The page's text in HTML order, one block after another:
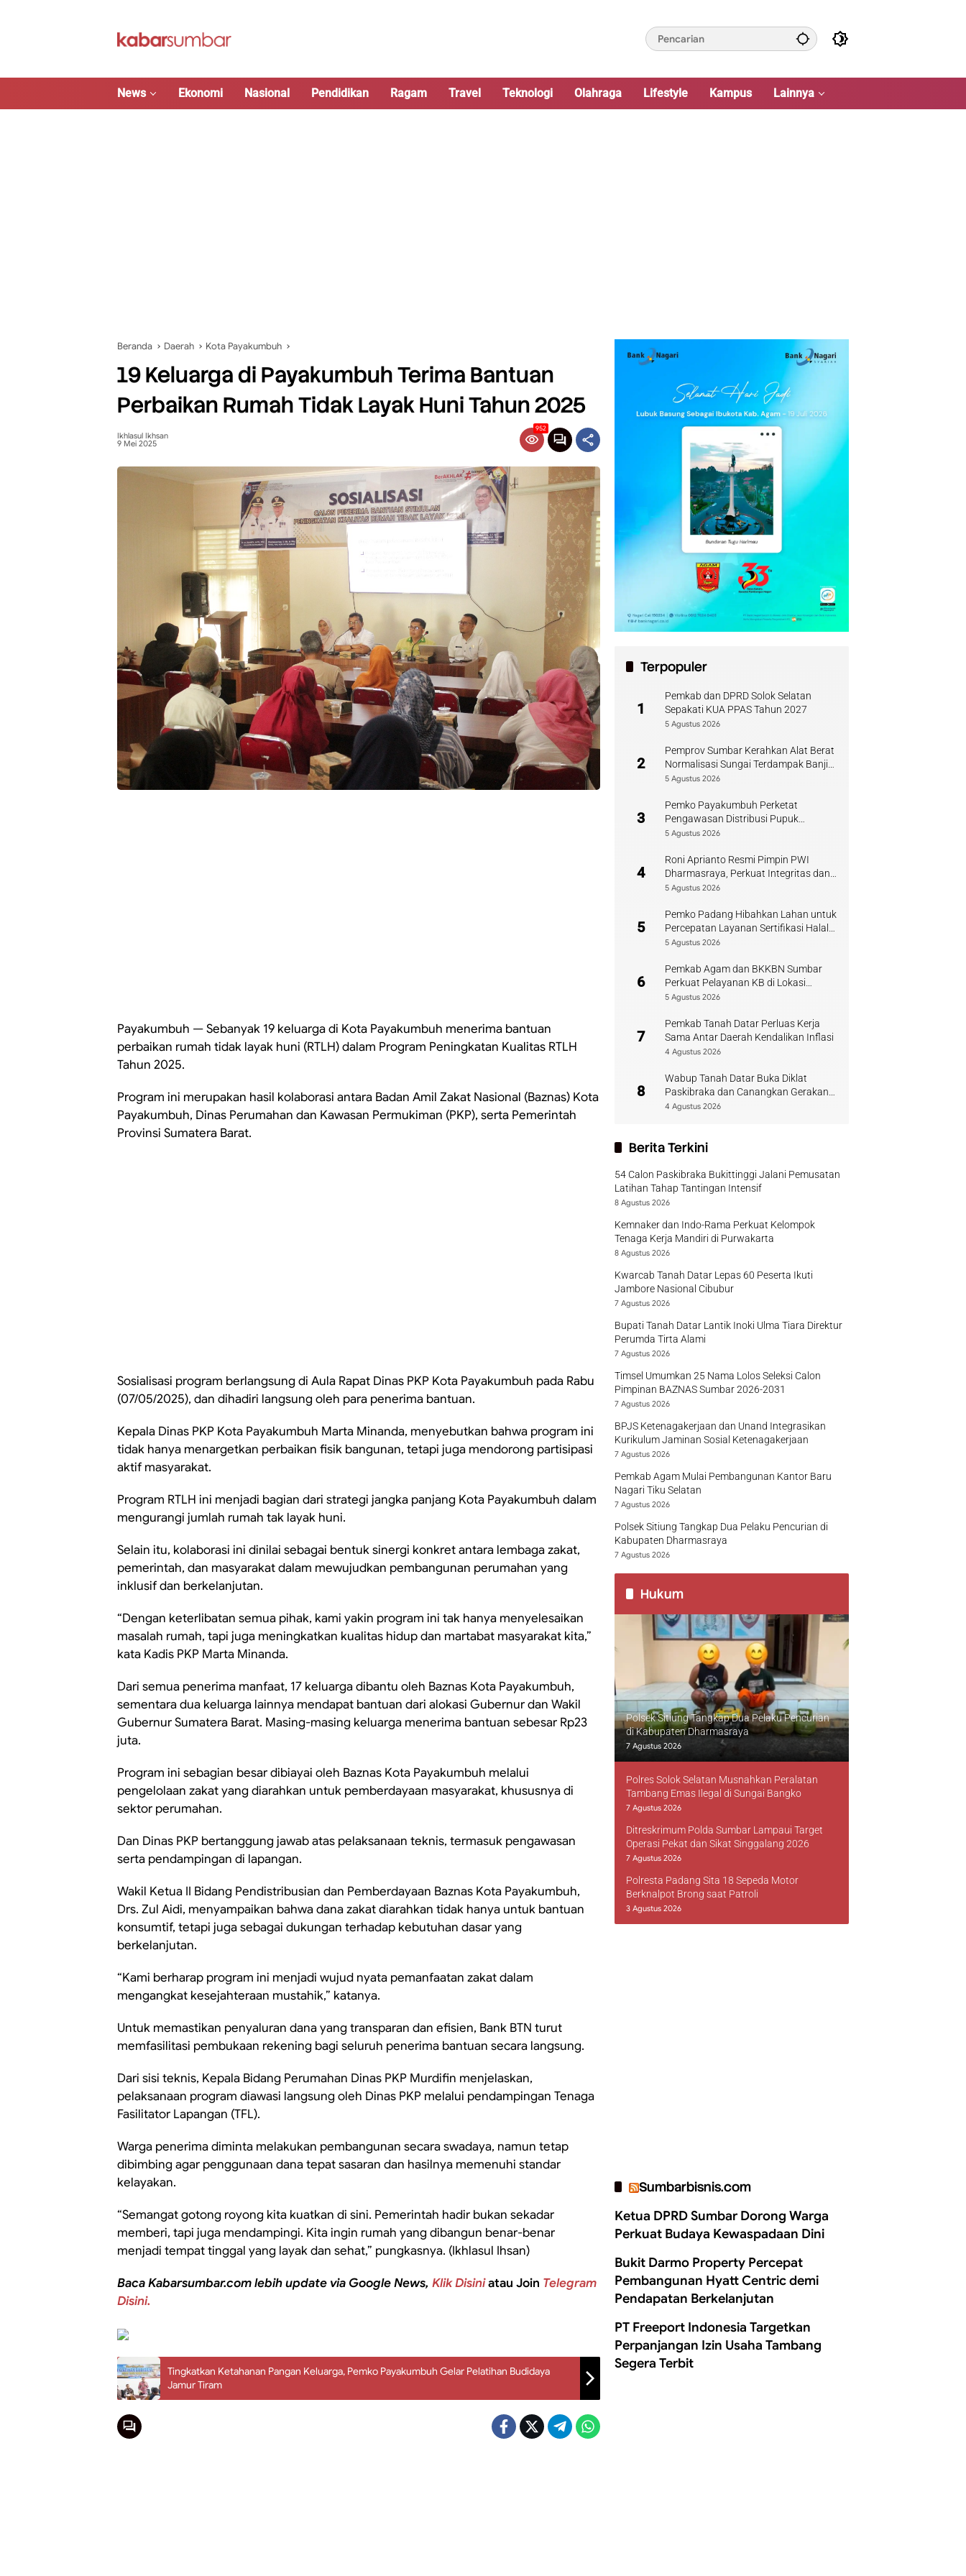
News Ekonomi Nasional Pendidikan Ragam Travel Teknologi Olahraga Lifestyle Kampus Lainnya
Beranda Daerah Kota Payakumbuh
19 Keluarga di Payakumbuh Terima Bantuan
Perbaikan Rumah Tidak Layak Huni Tahun 2025
Ikhlasul Ikhsan
9 Mei 2025
952
Payakumbuh — Sebanyak 19 keluarga di Kota Payakumbuh menerima bantuan
perbaikan rumah tidak layak huni (RTLH) dalam Program Peningkatan Kualitas RTLH
Tahun 2025.
Program ini merupakan hasil kolaborasi antara Badan Amil Zakat Nasional (Baznas) Kota
Payakumbuh, Dinas Perumahan dan Kawasan Permukiman (PKP), serta Pemerintah
Provinsi Sumatera Barat.
Sosialisasi program berlangsung di Aula Rapat Dinas PKP Kota Payakumbuh pada Rabu
(07/05/2025), dan dihadiri langsung oleh para penerima bantuan.
Kepala Dinas PKP Kota Payakumbuh Marta Minanda, menyebutkan bahwa program ini
tidak hanya menargetkan perbaikan fisik bangunan, tetapi juga mendorong partisipasi
aktif masyarakat.
Program RTLH ini menjadi bagian dari strategi jangka panjang Kota Payakumbuh dalam
mengurangi jumlah rumah tak layak huni.
Selain itu, kolaborasi ini dinilai sebagai bentuk sinergi konkret antara lembaga zakat,
pemerintah, dan masyarakat dalam mewujudkan pembangunan perumahan yang
inklusif dan berkelanjutan.
“Dengan keterlibatan semua pihak, kami yakin program ini tak hanya menyelesaikan
masalah rumah, tapi juga meningkatkan kualitas hidup dan martabat masyarakat kita,”
kata Kadis PKP Marta Minanda.
Dari semua penerima manfaat, 17 keluarga dibantu oleh Baznas Kota Payakumbuh,
sementara dua keluarga lainnya mendapat bantuan dari alokasi Gubernur dan Wakil
Gubernur Sumatera Barat. Masing-masing keluarga menerima bantuan sebesar Rp23
juta.
Program ini sebagian besar dibiayai oleh Baznas Kota Payakumbuh melalui
pengelolaan zakat yang diarahkan untuk pemberdayaan masyarakat, khususnya di
sektor perumahan.
Dan Dinas PKP bertanggung jawab atas pelaksanaan teknis, termasuk pengawasan
serta pendampingan di lapangan.
Wakil Ketua II Bidang Pendistribusian dan Pemberdayaan Baznas Kota Payakumbuh,
Drs. Zul Aidi, menyampaikan bahwa dana zakat diarahkan tidak hanya untuk bantuan
konsumtif, tetapi juga sebagai dukungan terhadap kebutuhan dasar yang
berkelanjutan.
“Kami berharap program ini menjadi wujud nyata pemanfaatan zakat dalam
mengangkat kesejahteraan mustahik,” katanya.
Untuk memastikan penyaluran dana yang transparan dan efisien, Bank BTN turut
memfasilitasi pembukaan rekening bagi seluruh penerima bantuan secara langsung.
Dari sisi teknis, Kepala Bidang Perumahan Dinas PKP Murdifin menjelaskan,
pelaksanaan program diawasi langsung oleh Dinas PKP melalui pendampingan Tenaga
Fasilitator Lapangan (TFL).
Warga penerima diminta melakukan pembangunan secara swadaya, namun tetap
dibimbing agar penggunaan dana tepat sasaran dan hasilnya memenuhi standar
kelayakan.
“Semangat gotong royong kita kuatkan di sini. Pemerintah hadir bukan sekadar
memberi, tapi juga mendampingi. Kita ingin rumah yang dibangun benar-benar
menjadi tempat tinggal yang layak dan sehat,” pungkasnya. (Ikhlasul Ihsan)
Baca Kabarsumbar.com lebih update via Google News, Klik Disiniatau Join Telegram
Disini.
Tingkatkan Ketahanan Pangan Keluarga, Pemko Payakumbuh Gelar Pelatihan Budidaya
Jamur Tiram
Terpopuler
1
Pemkab dan DPRD Solok Selatan
Sepakati KUA PPAS Tahun 2027
5 Agustus 2026
2
Pemprov Sumbar Kerahkan Alat Berat
Normalisasi Sungai Terdampak Banjir
Kuranji
5 Agustus 2026
3
Pemko Payakumbuh Perketat
Pengawasan Distribusi Pupuk
Bersubsidi bagi Petani Lokal
5 Agustus 2026
4
Roni Aprianto Resmi Pimpin PWI
Dharmasraya, Perkuat Integritas dan
Kompetensi Jurnalis
5 Agustus 2026
5
Pemko Padang Hibahkan Lahan untuk
Percepatan Layanan Sertifikasi Halal
di Sumbar
5 Agustus 2026
6
Pemkab Agam dan BKKBN Sumbar
Perkuat Pelayanan KB di Lokasi
Bencana
5 Agustus 2026
7
Pemkab Tanah Datar Perluas Kerja
Sama Antar Daerah Kendalikan Inflasi
4 Agustus 2026
8
Wabup Tanah Datar Buka Diklat
Paskibraka dan Canangkan Gerakan
Bendera
4 Agustus 2026
Berita Terkini
54 Calon Paskibraka Bukittinggi Jalani Pemusatan
Latihan Tahap Tantingan Intensif
8 Agustus 2026
Kemnaker dan Indo-Rama Perkuat Kelompok
Tenaga Kerja Mandiri di Purwakarta
8 Agustus 2026
Kwarcab Tanah Datar Lepas 60 Peserta Ikuti
Jambore Nasional Cibubur
7 Agustus 2026
Bupati Tanah Datar Lantik Inoki Ulma Tiara Direktur
Perumda Tirta Alami
7 Agustus 2026
Timsel Umumkan 25 Nama Lolos Seleksi Calon
Pimpinan BAZNAS Sumbar 2026-2031
7 Agustus 2026
BPJS Ketenagakerjaan dan Unand Integrasikan
Kurikulum Jaminan Sosial Ketenagakerjaan
7 Agustus 2026
Pemkab Agam Mulai Pembangunan Kantor Baru
Nagari Tiku Selatan
7 Agustus 2026
Polsek Sitiung Tangkap Dua Pelaku Pencurian di
Kabupaten Dharmasraya
7 Agustus 2026
Hukum
Polsek Sitiung Tangkap Dua Pelaku Pencurian
di Kabupaten Dharmasraya
7 Agustus 2026
Polres Solok Selatan Musnahkan Peralatan
Tambang Emas Ilegal di Sungai Bangko
7 Agustus 2026
Ditreskrimum Polda Sumbar Lampaui Target
Operasi Pekat dan Sikat Singgalang 2026
7 Agustus 2026
Polresta Padang Sita 18 Sepeda Motor
Berknalpot Brong saat Patroli
3 Agustus 2026
Sumbarbisnis.com
Ketua DPRD Sumbar Dorong Warga
Perkuat Budaya Kewaspadaan Dini
Bukit Darmo Property Percepat
Pembangunan Hyatt Centric demi
Pendapatan Berkelanjutan
PT Freeport Indonesia Targetkan
Perpanjangan Izin Usaha Tambang
Segera Terbit